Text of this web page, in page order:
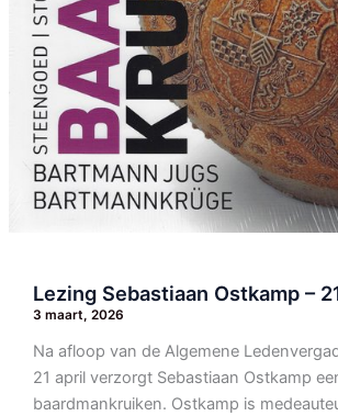
Lezing Sebastiaan Ostkamp –
3 maart, 2026
Na afloop van de Algemene
21 april verzorgt Sebastiaan Ostkamp
baardmankruiken. Ostkamp is